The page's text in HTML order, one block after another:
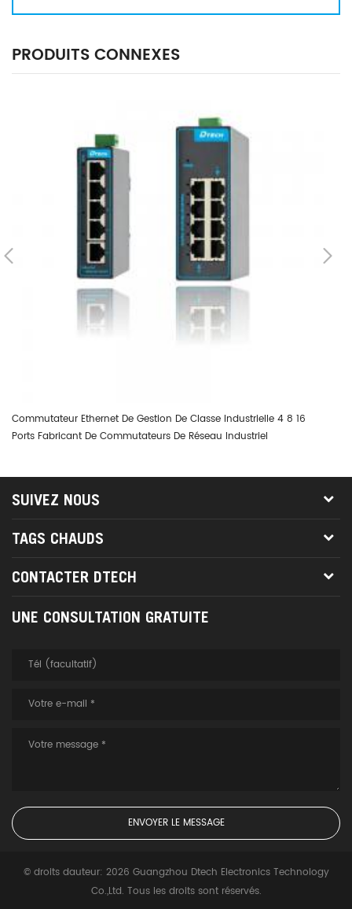
PRODUITS CONNEXES
Commutateur Ethernet De Gestion De Classe Industrielle 4 8 16
Ports Fabricant De Commutateurs De Réseau Industriel
SUIVEZ NOUS
TAGS CHAUDS
CONTACTER DTECH
UNE CONSULTATION GRATUITE
© droits dauteur: 2026 Guangzhou Dtech Electronics Technology
Co.,Ltd. Tous les droits sont réservés.